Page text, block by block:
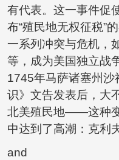
有代表。这一事件促
布“殖民地无权征税”
一系列冲突与危机，
等，成为美国独立战
1745年马萨诸塞州沙
识》文告发表后，大
北美殖民地——这种
中达到了高潮：克利
and